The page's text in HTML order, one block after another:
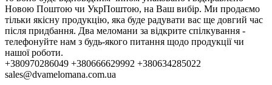
Новою Поштою чи УкрПоштою, на Ваш вибір. Ми продаємо
тільки якісну продукцію, яка буде радувати вас ще довгий час
після придбання. Два меломани за відкрите спілкування -
телефонуйте нам з будь-якого питання щодо продукції чи
нашої роботи.
+380970286049 +380666629992 +380634285022
sales@dvamelomana.com.ua